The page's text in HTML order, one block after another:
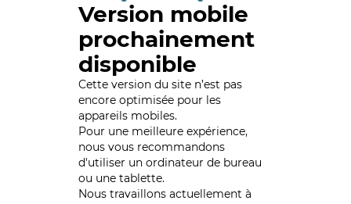
Version mobile
prochainement
disponible
Cette version du site n’est pas
encore optimisée pour les
appareils mobiles.
Pour une meilleure expérience,
nous vous recommandons
d'utiliser un ordinateur de bureau
ou une tablette.
Nous travaillons actuellement à